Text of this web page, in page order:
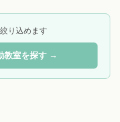
り込めます
教室を探す →